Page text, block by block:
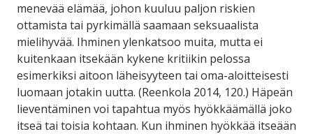
menevää elämää, johon kuuluu paljon riskien
ottamista tai pyrkimällä saamaan seksuaalista
mielihyvää. Ihminen ylenkatsoo muita, mutta ei
kuitenkaan itsekään kykene kritiikin pelossa
esimerkiksi aitoon läheisyyteen tai oma-aloitteisesti
luomaan jotakin uutta. (Reenkola 2014, 120.) Häpeän
lieventäminen voi tapahtua myös hyökkäämällä joko
itseä tai toisia kohtaan. Kun ihminen hyökkää itseään